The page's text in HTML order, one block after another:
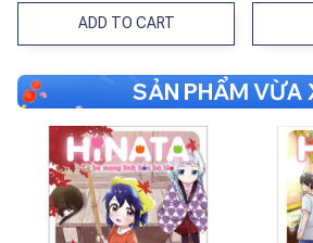
ADD TO CART
SẢN PHẨM VỪA